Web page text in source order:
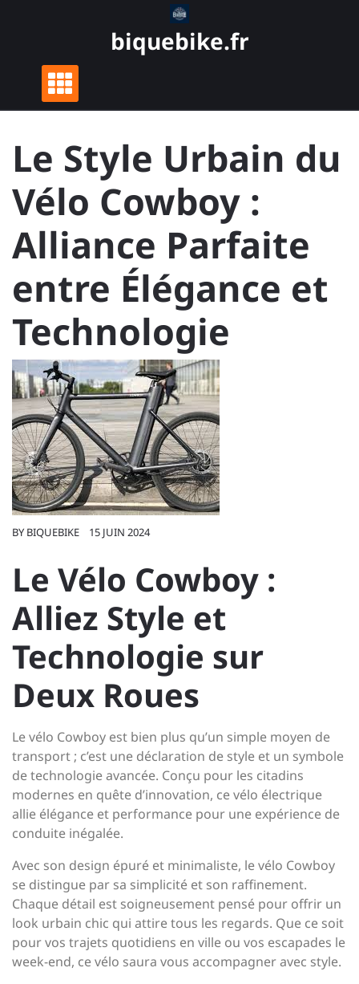
biquebike.fr
Le Style Urbain du
Vélo Cowboy :
Alliance Parfaite
entre Élégance et
Technologie
BY BIQUEBIKE 15 JUIN 2024
Le Vélo Cowboy :
Alliez Style et
Technologie sur
Deux Roues
Le vélo Cowboy est bien plus qu’un simple moyen de
transport ; c’est une déclaration de style et un symbole
de technologie avancée. Conçu pour les citadins
modernes en quête d’innovation, ce vélo électrique
allie élégance et performance pour une expérience de
conduite inégalée.
Avec son design épuré et minimaliste, le vélo Cowboy
se distingue par sa simplicité et son raffinement.
Chaque détail est soigneusement pensé pour offrir un
look urbain chic qui attire tous les regards. Que ce soit
pour vos trajets quotidiens en ville ou vos escapades le
week-end, ce vélo saura vous accompagner avec style.